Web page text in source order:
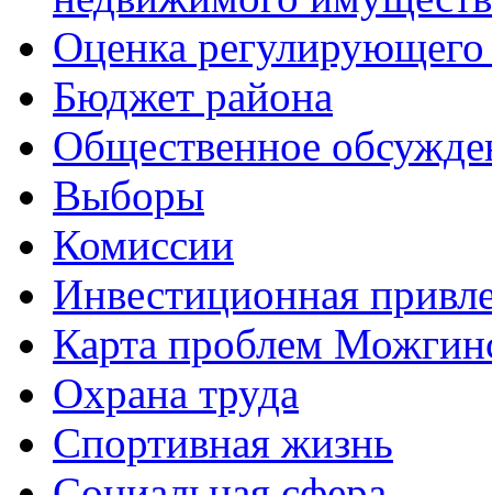
Оценка регулирующего
Бюджет района
Общественное
Выборы
Комиссии
Инвестиционная
Карта проблем
Охрана труда
Спортивная жизнь